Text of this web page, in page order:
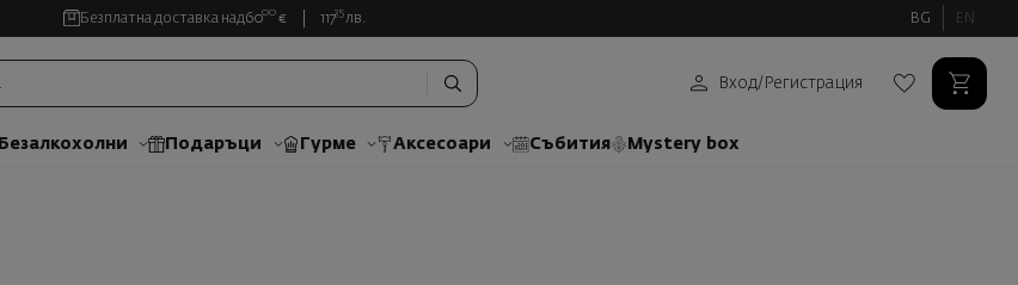
Безплатна доставка над6000 € 11735 лв. BG EN
Вход/ Регистрация
Безалкохолни Подаръци Гурме Аксесоари Събития Mystery box